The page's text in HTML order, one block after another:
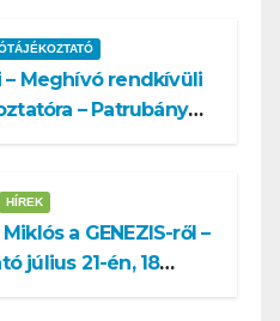
– Meghívó rendkívüli
– Patrubány
HÍREK
a GENEZIS-ről –
július 21-én, 18